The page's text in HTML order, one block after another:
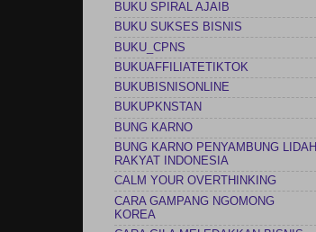
BUKU SPIRAL AJAIB
BUKU SUKSES BISNIS
BUKU_CPNS
BUKUAFFILIATETIKTOK
BUKUBISNISONLINE
BUKUPKNSTAN
BUNG KARNO
BUNG KARNO PENYAMBUNG LIDAH
RAKYAT INDONESIA
CALM YOUR OVERTHINKING
CARA GAMPANG NGOMONG
KOREA